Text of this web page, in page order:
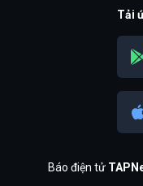
Tải
Báo điện tử